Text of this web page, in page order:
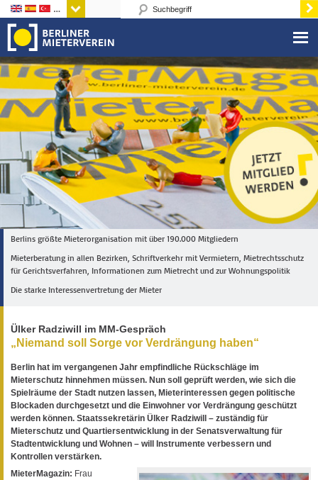
Sprachen
Berlins größte Mieterorganisation mit über 190.000 Mitgliedern
Mieterberatung in allen Bezirken, Schriftverkehr mit Vermietern, Mietrechtsschutz
für Gerichtsverfahren, Informationen zum Mietrecht und zur Wohnungspolitik
Die starke Interessenvertretung der Mieter
Ülker Radziwill im MM-Gespräch
„Niemand soll Sorge vor Verdrängung haben“
Berlin hat im vergangenen Jahr empfindliche Rückschläge im
Mieterschutz hinnehmen müssen. Nun soll geprüft werden, wie sich die
Spielräume der Stadt nutzen lassen, Mieterinteressen gegen politische
Blockaden durchgesetzt und die Einwohner vor Verdrängung geschützt
werden können. Staatssekretärin Ülker Radziwill – zuständig für
Mieterschutz und Quartiersentwicklung in der Senatsverwaltung für
Stadtentwicklung und Wohnen – will Instrumente verbessern und
Kontrollen verstärken.
MieterMagazin: Frau